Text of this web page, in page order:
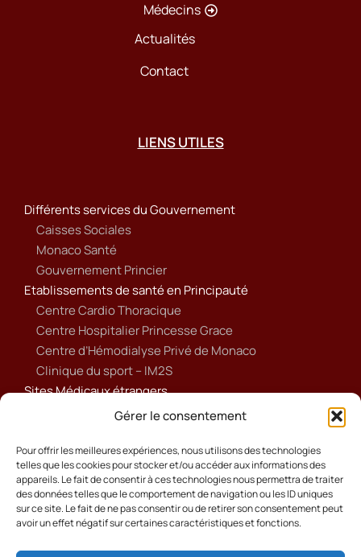
Gérer le consentement
Pour offrir les meilleures expériences, nous utilisons des technologies
telles que les cookies pour stocker et/ou accéder aux informations des
appareils. Le fait de consentir à ces technologies nous permettra de traiter
des données telles que le comportement de navigation ou les ID uniques
sur ce site. Le fait de ne pas consentir ou de retirer son consentement peut
avoir un effet négatif sur certaines caractéristiques et fonctions.
Médecins
Actualités
Contact
LIENS UTILES
Différents services du Gouvernement
Caisses Sociales
Monaco Santé
Gouvernement Princier
Etablissements de santé en Principauté
Centre Cardio Thoracique
Centre Hospitalier Princesse Grace
Centre d’Hémodialyse Privé de Monaco
Clinique du sport – IM2S
Sites Médicaux étrangers
Ordre national des médecins français
Politique de cookies (UE)